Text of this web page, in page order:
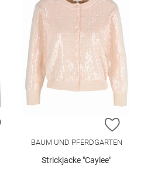
ZUR WUNSCHLISTE HINZUFÜGEN
ZUR
BAUM UND PFERDGARTEN
Strickjacke "Caylee"